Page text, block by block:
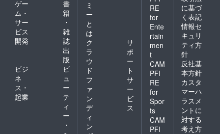
ゲー
ム・
サー
ビス
開発
書
籍
・
雑
誌
出
版
ビジ
ネ
ス・
起業
ビ
ュ
ー
テ
ィ
ー
・
ミ
ー
と
は
ク
ラ
ウ
ド
フ
ァ
ン
デ
ィ
ン
サ
ポ
ー
ト
サ
ー
ビ
ス
RE
for
Ente
rtain
men
t
CAM
PFI
RE
for
Spor
ts
CAM
PFI
に基づ
く表記
情報セ
キュリ
ティ方
針
反社基
本方針
カスタ
マーハ
ラスメ
ントに
対する
考え方